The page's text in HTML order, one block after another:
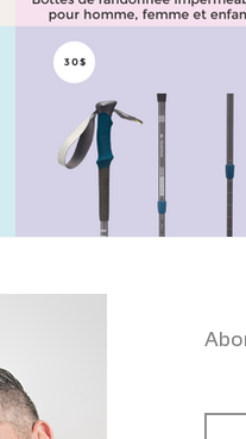
Chaudière-Appalaches